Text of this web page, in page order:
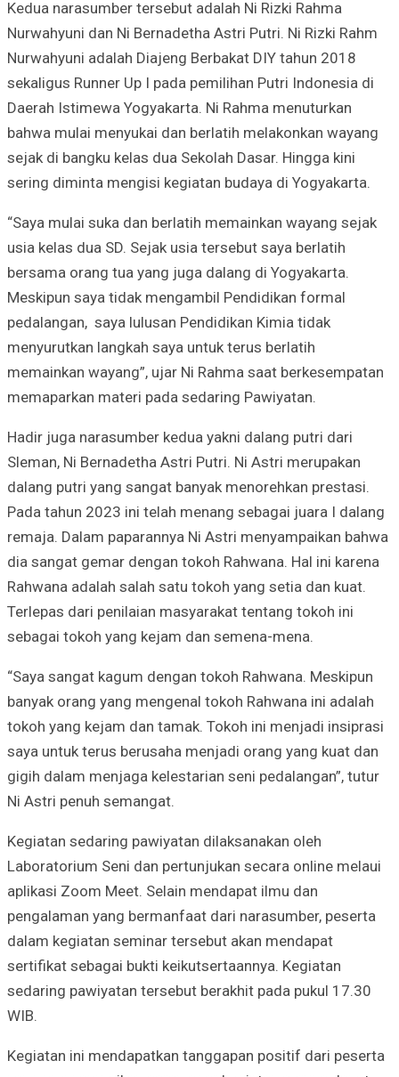
Kedua narasumber tersebut adalah Ni Rizki Rahma
Nurwahyuni dan Ni Bernadetha Astri Putri. Ni Rizki Rahm
Nurwahyuni adalah Diajeng Berbakat DIY tahun 2018
sekaligus Runner Up I pada pemilihan Putri Indonesia di
Daerah Istimewa Yogyakarta. Ni Rahma menuturkan
bahwa mulai menyukai dan berlatih melakonkan wayang
sejak di bangku kelas dua Sekolah Dasar. Hingga kini
sering diminta mengisi kegiatan budaya di Yogyakarta.
“Saya mulai suka dan berlatih memainkan wayang sejak
usia kelas dua SD. Sejak usia tersebut saya berlatih
bersama orang tua yang juga dalang di Yogyakarta.
Meskipun saya tidak mengambil Pendidikan formal
pedalangan, saya lulusan Pendidikan Kimia tidak
menyurutkan langkah saya untuk terus berlatih
memainkan wayang”, ujar Ni Rahma saat berkesempatan
memaparkan materi pada sedaring Pawiyatan.
Hadir juga narasumber kedua yakni dalang putri dari
Sleman, Ni Bernadetha Astri Putri. Ni Astri merupakan
dalang putri yang sangat banyak menorehkan prestasi.
Pada tahun 2023 ini telah menang sebagai juara I dalang
remaja. Dalam paparannya Ni Astri menyampaikan bahwa
dia sangat gemar dengan tokoh Rahwana. Hal ini karena
Rahwana adalah salah satu tokoh yang setia dan kuat.
Terlepas dari penilaian masyarakat tentang tokoh ini
sebagai tokoh yang kejam dan semena-mena.
“Saya sangat kagum dengan tokoh Rahwana. Meskipun
banyak orang yang mengenal tokoh Rahwana ini adalah
tokoh yang kejam dan tamak. Tokoh ini menjadi insiprasi
saya untuk terus berusaha menjadi orang yang kuat dan
gigih dalam menjaga kelestarian seni pedalangan”, tutur
Ni Astri penuh semangat.
Kegiatan sedaring pawiyatan dilaksanakan oleh
Laboratorium Seni dan pertunjukan secara online melaui
aplikasi Zoom Meet. Selain mendapat ilmu dan
pengalaman yang bermanfaat dari narasumber, peserta
dalam kegiatan seminar tersebut akan mendapat
sertifikat sebagai bukti keikutsertaannya. Kegiatan
sedaring pawiyatan tersebut berakhit pada pukul 17.30
WIB.
Kegiatan ini mendapatkan tanggapan positif dari peserta